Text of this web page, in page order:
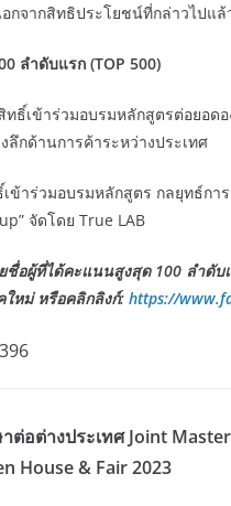
กจากสิทธิประโยชน์ที่กล่าวไปแล้
ลำดับแรก (TOP 500)
อบรมหลักสูตรต่อยอดองค์คว
ลึกด้านการค้าระหว่างประเทศ
มอบรมหลักสูตร กลยุทธ์การน
จัดโดย True LAB
ชื่อผู้ที่ได้คะแนนสูงสุด 100 ลำดับ
ใหม่ หรือคลิกลิงก์: https://
ต่อต่างประเทศ Joint Master
House & Fair 2023